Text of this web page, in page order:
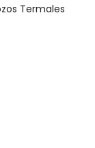
Termales